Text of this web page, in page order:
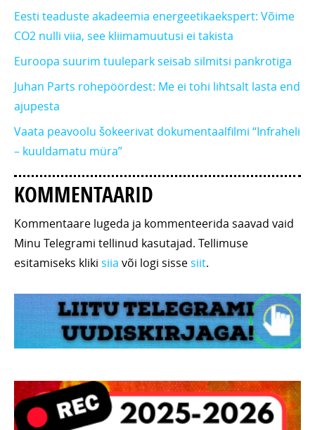
Eesti teaduste akadeemia energeetikaekspert: Võime
CO2 nulli viia, see kliimamuutusi ei takista
Euroopa suurim tuulepark seisab silmitsi pankrotiga
Juhan Parts rohepöördest: Me ei tohi lihtsalt lasta end
ajupesta
Vaata peavoolu šokeerivat dokumentaalfilmi “Infraheli
– kuuldamatu müra”
KOMMENTAARID
Kommentaare lugeda ja kommenteerida saavad vaid
Minu Telegrami tellinud kasutajad. Tellimuse
esitamiseks kliki siia või logi sissesiit.